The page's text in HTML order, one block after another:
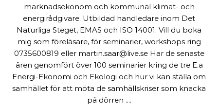
marknadsekonom och kommunal klimat- och
energirådgivare. Utbildad handledare inom Det
Naturliga Steget, EMAS och ISO 14001. Vill du boka
mig som föreläsare, för seminarier, workshops ring
0735600819 eller martin.saar@live.se Har de senaste
åren genomfört över 100 seminarier kring de tre E.a
Energi-Ekonomi och Ekologi och hur vi kan ställa om
samhället för att möta de samhällskriser som knacka
på dörren ....